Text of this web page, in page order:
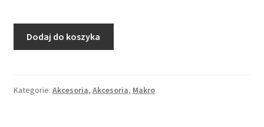
PENTACON
210mm
Dodaj do koszyka
Kategorie: Akcesoria, Akcesoria, Makro